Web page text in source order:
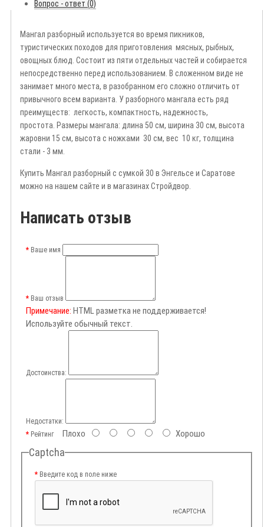
Вопрос - ответ (0)
Мангал разборный используется во время пикников,
туристических походов для приготовления мясных, рыбных,
овощных блюд. Состоит из пяти отдельных частей и собирается
непосредственно перед использованием. В сложенном виде не
занимает много места, в разобранном его сложно отличить от
привычного всем варианта. У разборного мангала есть ряд
преимуществ: легкость, компактность, надежность,
простота. Размеры мангала: длина 50 см, ширина 30 см, высота
жаровни 15 см, высота с ножками 30 см, вес 10 кг, толщина
стали - 3 мм.
Купить Мангал разборный с сумкой 30 в Энгельсе и Саратове
можно на нашем сайте и в магазинах Стройдвор.
Написать отзыв
Ваше имя
Ваш отзыв
Примечание: HTML разметка не поддерживается!
Используйте обычный текст.
Достоинства:
Недостатки:
РейтингПлохо Хорошо
Captcha
Введите код в поле ниже